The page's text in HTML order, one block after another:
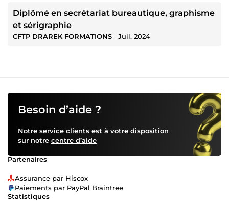
Diplômé en secrétariat bureautique, graphisme
et sérigraphie
CFTP DRAREK FORMATIONS ‐ Juil. 2024
Besoin d’aide ?
Notre service clients est à votre disposition
sur notre centre d’aide
Partenaires
Assurance par Hiscox
Paiements par PayPal Braintree
Statistiques